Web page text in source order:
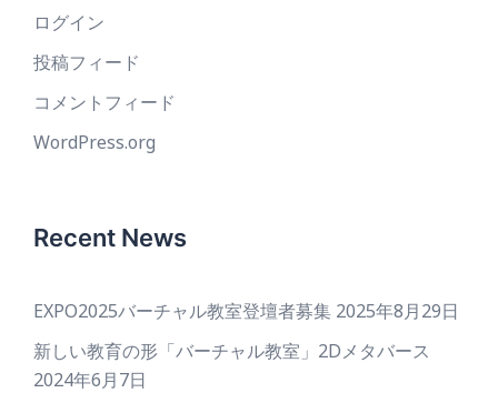
ログイン
投稿フィード
コメントフィード
WordPress.org
Recent News
EXPO2025バーチャル教室登壇者募集 2025年8月29日
新しい教育の形「バーチャル教室」2Dメタバース
2024年6月7日